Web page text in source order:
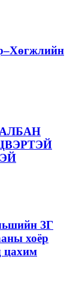
ЗГ
хоёр
цахим